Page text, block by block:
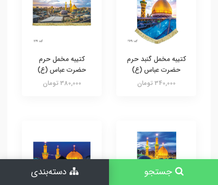
کتیبه مخمل گنبد حرم
حضرت عباس (ع)
340,000 تومان
کتیبه مخمل حرم
حضرت عباس (ع)
380,000 تومان
جستجو